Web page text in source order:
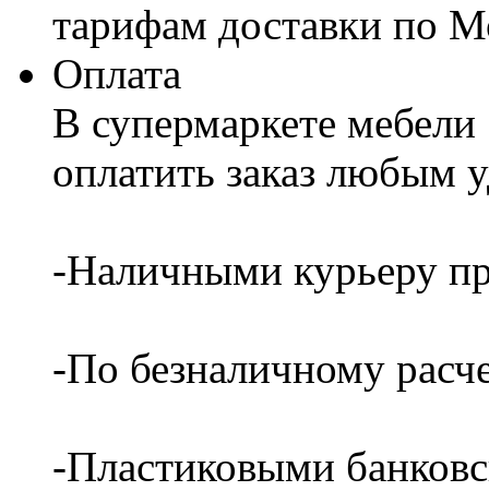
тарифам доставки по
Оплата
В супермаркете
оплатить заказ любым
-Наличными курьеру
-По безналичному
-Пластиковыми